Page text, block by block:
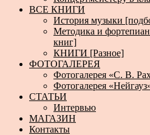
ВСЕ КНИГИ
История музыки
Методика и
книг]
КНИГИ [Разное]
ФОТОГАЛЕРЕЯ
Фотогалерея «С. В.
Фотогалерея
СТАТЬИ
Интервью
МАГАЗИН
Контакты